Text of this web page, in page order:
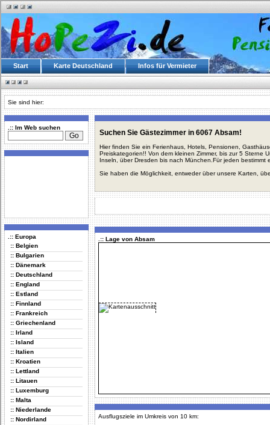
Start Karte Deutschland Infos für Vermieter
Sie sind hier:
.:: Im Web suchen
.:: Europa
:: Belgien
:: Bulgarien
:: Dänemark
:: Deutschland
:: England
:: Estland
:: Finnland
:: Frankreich
:: Griechenland
:: Irland
:: Island
:: Italien
:: Kroatien
:: Lettland
:: Litauen
:: Luxemburg
:: Malta
:: Niederlande
:: Nordirland
Suchen Sie Gästezimmer in 6067 Absam!
Hier finden Sie ein Ferienhaus, Hotels, Pensionen,
Preiskategorien!! Von dem kleinen Zimmer, bis zur 5 Sterne
Inseln, über Dresden bis nach München.Für jeden bestimmt
Sie haben die Möglichkeit, entweder über unsere Karten,
.:: Lage von Absam
Ausflugsziele im Umkreis von 10 km: